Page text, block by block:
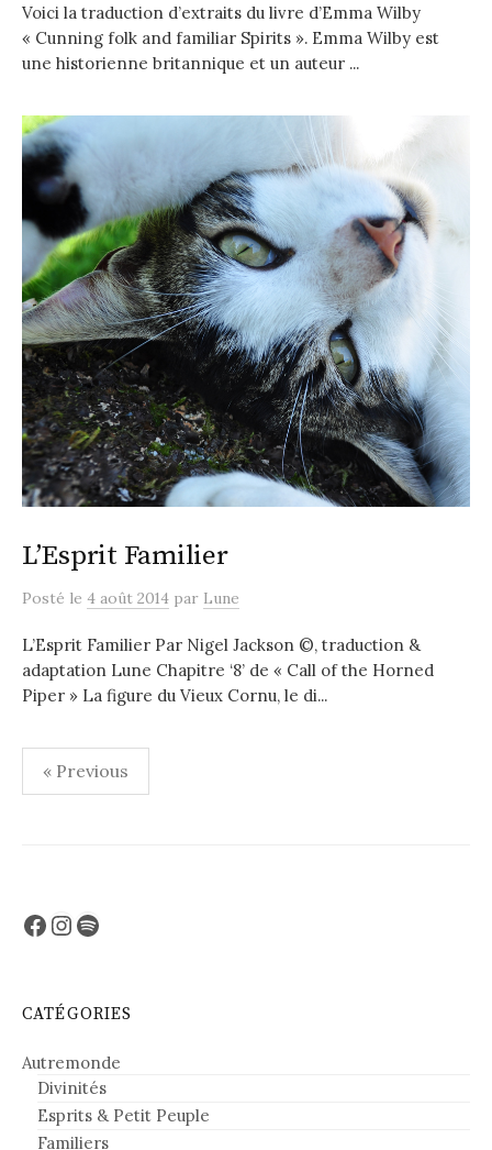
Voici la traduction d’extraits du livre d’Emma Wilby
« Cunning folk and familiar Spirits ». Emma Wilby est
une historienne britannique et un auteur ...
L’Esprit Familier
Posté le 4 août 2014 par Lune
L’Esprit Familier Par Nigel Jackson ©, traduction &
adaptation Lune Chapitre ‘8’ de « Call of the Horned
Piper » La figure du Vieux Cornu, le di...
Pagination
des
« Previous
Facebook
Instagram
Spotify
CATÉGORIES
Autremonde
Divinités
Esprits & Petit Peuple
Familiers